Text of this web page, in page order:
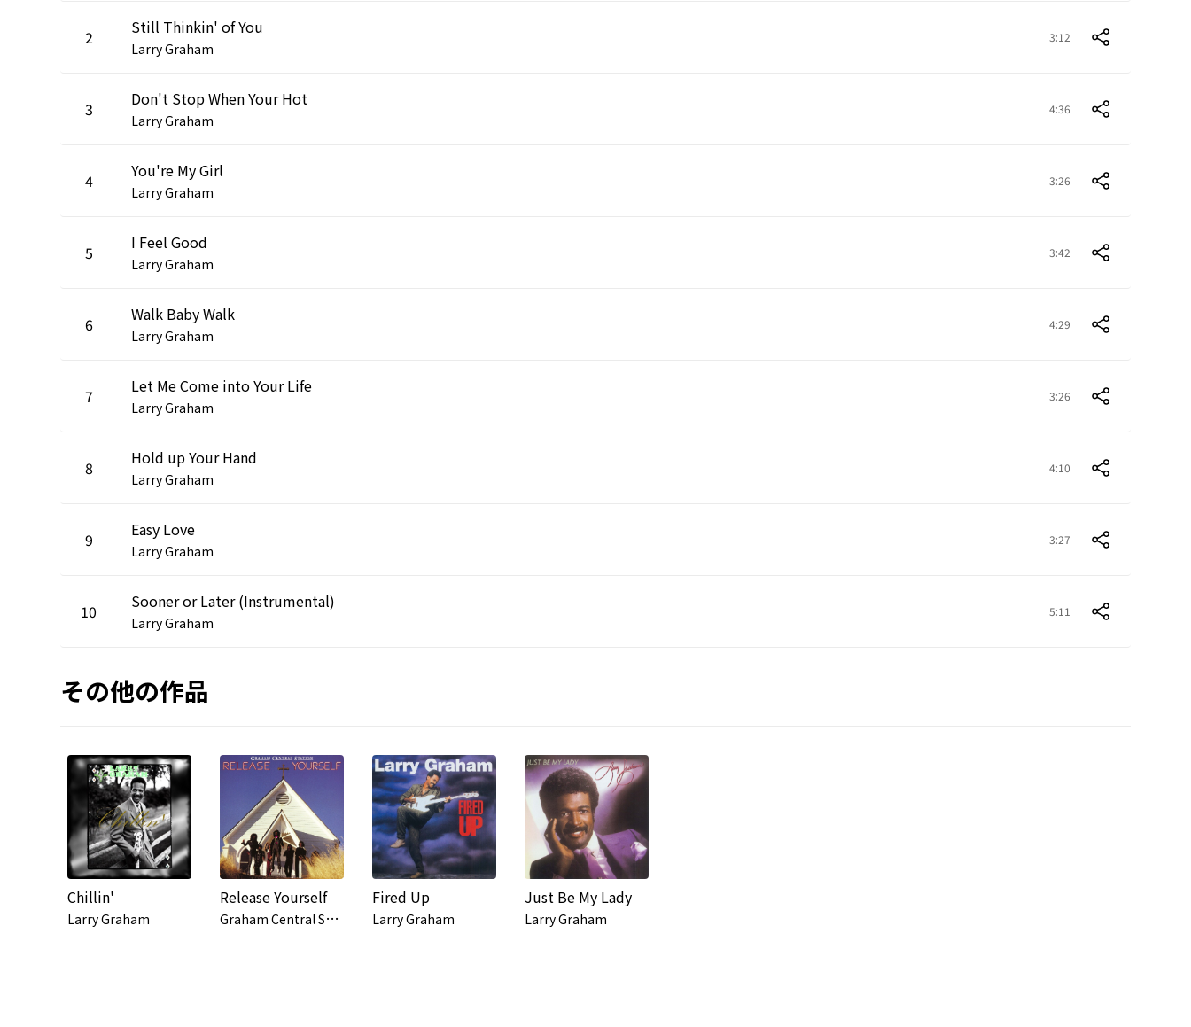
2 Still Thinkin' of You
Larry Graham
3:12
3 Don't Stop When Your Hot
Larry Graham
4:36
4 You're My Girl
Larry Graham
3:26
5 I Feel Good
Larry Graham
3:42
6 Walk Baby Walk
Larry Graham
4:29
7 Let Me Come into Your Life
Larry Graham
3:26
8 Hold up Your Hand
Larry Graham
4:10
9 Easy Love
Larry Graham
3:27
10 Sooner or Later (Instrumental)
Larry Graham
5:11
その他の作品
Chillin'
Larry Graham
Release Yourself
G
raham Central Station
Fired Up
Larry Graham
Just Be My Lady
Larry Graham